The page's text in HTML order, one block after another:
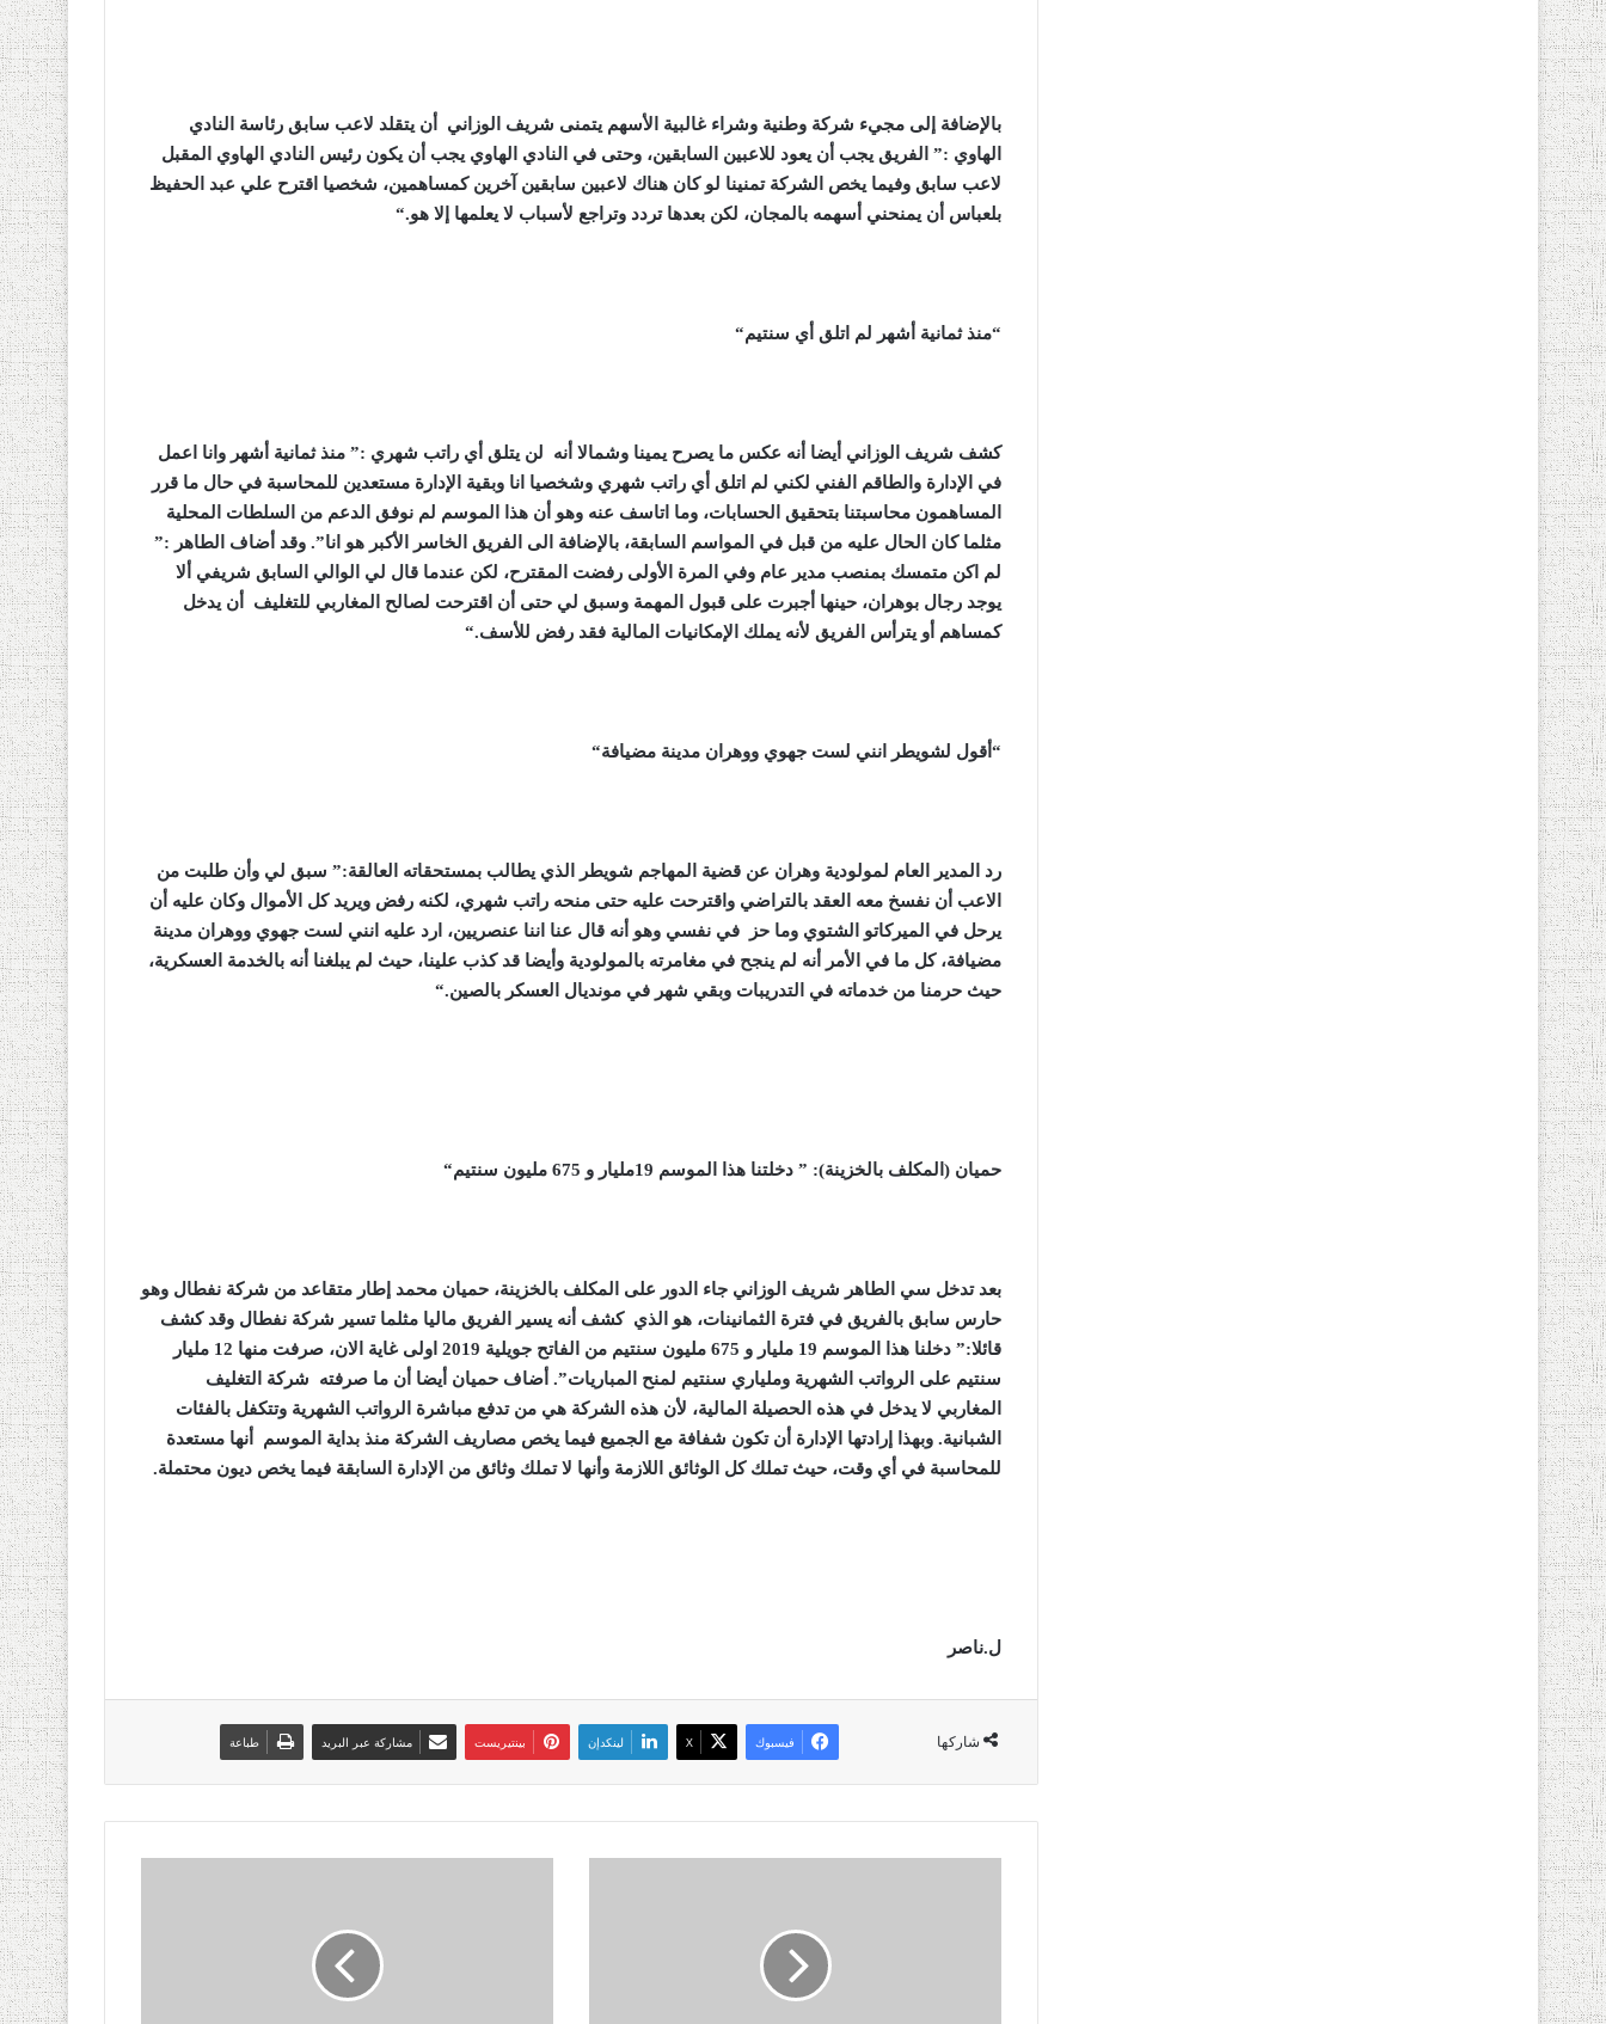
بالإضافة إلى مجيء شركة وطنية وشراء غالبية الأسهم يتمنى شريف الوزاني أن يتقلد لاعب سابق رئاسة النادي
الهاوي :” الفريق يجب أن يعود للاعبين السابقين، وحتى في النادي الهاوي يجب أن يكون رئيس النادي الهاوي المقبل
لاعب سابق وفيما يخص الشركة تمنينا لو كان هناك لاعبين سابقين آخرين كمساهمين، شخصيا اقترح علي عبد الحفيظ
بلعباس أن يمنحني أسهمه بالمجان، لكن بعدها تردد وتراجع لأسباب لا يعلمها إلا هو“.
“منذ ثمانية أشهر لم اتلق أي سنتيم“
كشف شريف الوزاني أيضا أنه عكس ما يصرح يمينا وشمالا أنه لن يتلق أي راتب شهري :” منذ ثمانية أشهر وانا اعمل
في الإدارة والطاقم الفني لكني لم اتلق أي راتب شهري وشخصيا انا وبقية الإدارة مستعدين للمحاسبة في حال ما قرر
المساهمون محاسبتنا بتحقيق الحسابات، وما اتاسف عنه وهو أن هذا الموسم لم نوفق الدعم من السلطات المحلية
مثلما كان الحال عليه من قبل في المواسم السابقة، بالإضافة الى الفريق الخاسر الأكبر هو انا”. وقد أضاف الطاهر :”
لم اكن متمسك بمنصب مدير عام وفي المرة الأولى رفضت المقترح، لكن عندما قال لي الوالي السابق شريفي ألا
يوجد رجال بوهران، حينها أجبرت على قبول المهمة وسبق لي حتى أن اقترحت لصالح المغاربي للتغليف أن يدخل
كمساهم أو يترأس الفريق لأنه يملك الإمكانيات المالية فقد رفض للأسف“.
“ أقول لشويطر انني لست جهوي ووهران مدينة مضيافة“
رد المدير العام لمولودية وهران عن قضية المهاجم شويطر الذي يطالب بمستحقاته العالقة:” سبق لي وأن طلبت من
الاعب أن نفسخ معه العقد بالتراضي واقترحت عليه حتى منحه راتب شهري، لكنه رفض ويريد كل الأموال وكان عليه أن
يرحل في الميركاتو الشتوي وما حز في نفسي وهو أنه قال عنا اننا عنصريين، ارد عليه انني لست جهوي ووهران مدينة
مضيافة، كل ما في الأمر أنه لم ينجح في مغامرته بالمولودية وأيضا قد كذب علينا، حيث لم يبلغنا أنه بالخدمة العسكرية،
حيث حرمنا من خدماته في التدريبات وبقي شهر في مونديال العسكر بالصين“.
حميان (المكلف بالخزينة): ” دخلتنا هذا الموسم 19مليار و 675 مليون سنتيم “
بعد تدخل سي الطاهر شريف الوزاني جاء الدور على المكلف بالخزينة، حميان محمد إطار متقاعد من شركة نفطال وهو
حارس سابق بالفريق في فترة الثمانينات، هو الذي كشف أنه يسير الفريق ماليا مثلما تسير شركة نفطال وقد كشف
قائلا:” دخلنا هذا الموسم 19 مليار و 675 مليون سنتيم من الفاتح جويلية 2019 اولى غاية الان، صرفت منها 12 مليار
سنتيم على الرواتب الشهرية وملياري سنتيم لمنح المباريات”. أضاف حميان أيضا أن ما صرفته شركة التغليف
المغاربي لا يدخل في هذه الحصيلة المالية، لأن هذه الشركة هي من تدفع مباشرة الرواتب الشهرية وتتكفل بالفئات
الشبانية. وبهذا إرادتها الإدارة أن تكون شفافة مع الجميع فيما يخص مصاريف الشركة منذ بداية الموسم أنها مستعدة
للمحاسبة في أي وقت، حيث تملك كل الوثائق اللازمة وأنها لا تملك وثائق من الإدارة السابقة فيما يخص ديون محتملة.
ل.ناصر
شاركها فيسبوك ‫X لينكدإن بينتيريست مشاركة عبر البريد طباعة